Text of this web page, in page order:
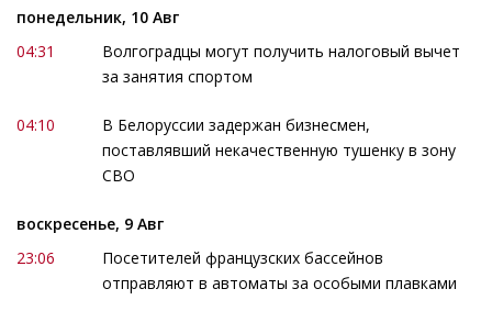
понедельник, 10 Авг
04:31
Волгоградцы могут получить налоговый вычет
за занятия спортом
04:10
В Белоруссии задержан бизнесмен,
поставлявший некачественную тушенку в зону
СВО
воскресенье, 9 Авг
23:06
Посетителей французских бассейнов
отправляют в автоматы за особыми плавками